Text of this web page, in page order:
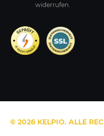
widerrufen.
© 2026 KELPIO. ALLE